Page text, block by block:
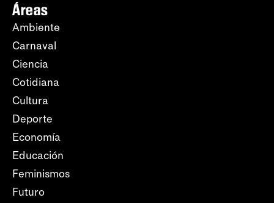
Áreas
Ambiente
Carnaval
Ciencia
Cotidiana
Cultura
Deporte
Economía
Educación
Feminismos
Futuro